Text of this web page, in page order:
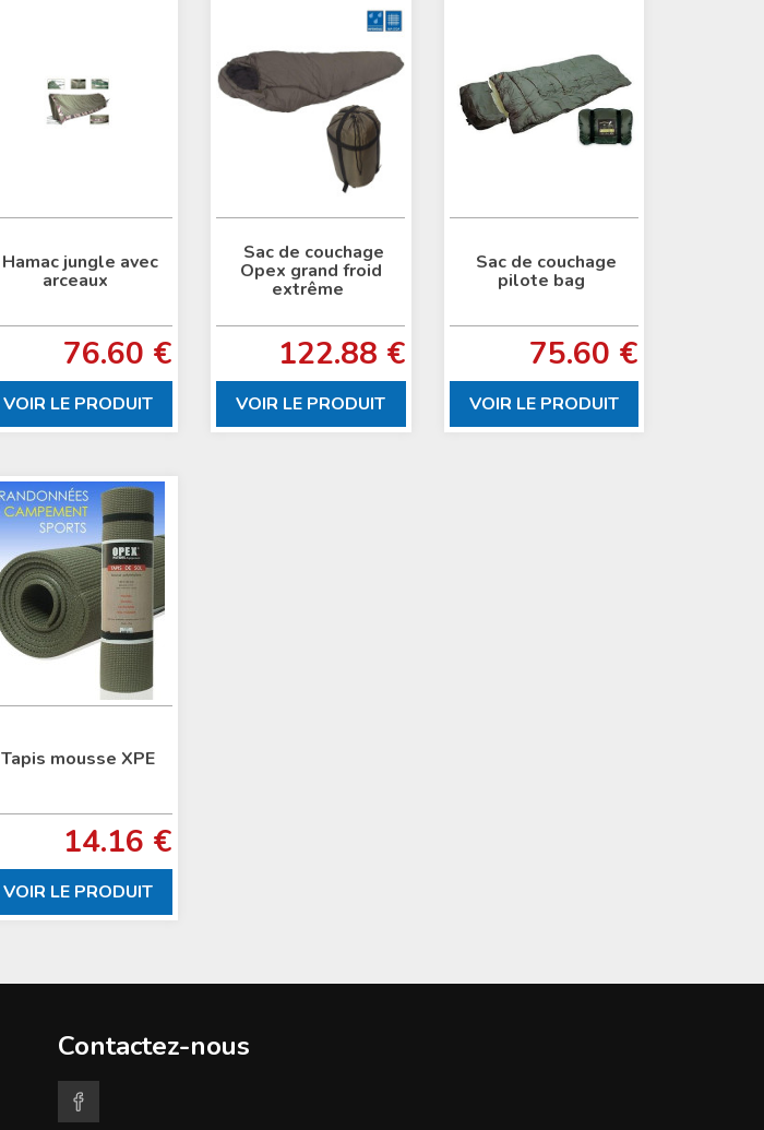
Hamac jungle avec
arceaux
76.60 €
VOIR LE PRODUIT
Sac de couchage
Opex grand froid
extrême
122.88 €
VOIR LE PRODUIT
Sac de couchage
pilote bag
75.60 €
VOIR LE PRODUIT
Tapis mousse XPE
14.16 €
VOIR LE PRODUIT
Contactez-nous